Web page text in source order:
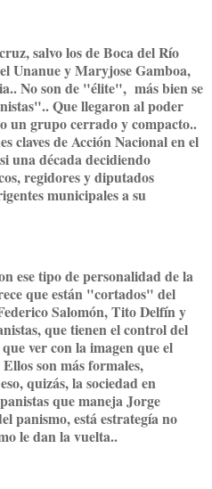
salvo los de Boca del Río
Unanue y Maryjose Gamboa,
No son de "élite", más bien se
Que llegaron al poder
un grupo cerrado y compacto..
claves de Acción Nacional en el
una década decidiendo
regidores y diputados
municipales a su
ese tipo de personalidad de la
que están "cortados" del
Salomón, Tito Delfín y
que tienen el control del
ver con la imagen que el
son más formales,
quizás, la sociedad en
que maneja Jorge
panismo, está estrategía no
le dan la vuelta..